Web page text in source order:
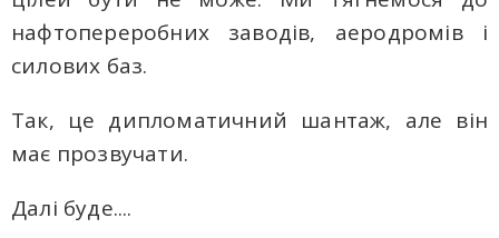
нафтопереробних заводів, аеродромів і
силових баз.
Так, це дипломатичний шантаж, але він
має прозвучати.
Далі буде....